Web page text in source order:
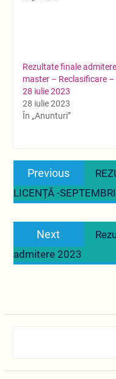
Rezultate finale admitere
master – Reclasificare –
28 iulie 2023
28 iulie 2023
În „Anunturi”
Navigare
articole
Previous
post:
LICENȚĂ -
Next
post:
admitere 2023